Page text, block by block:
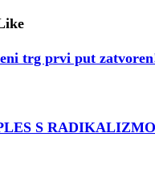
trg prvi put
S